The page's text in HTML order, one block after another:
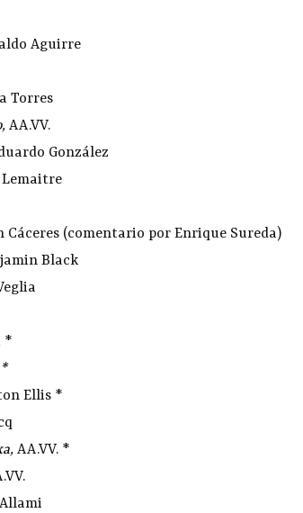
Aguirre
Torres
, AA.VV.
González
Lemaitre
Cáceres (comentario por Enrique Sureda)
Black
*
*
Ellis *
, AA.VV. *